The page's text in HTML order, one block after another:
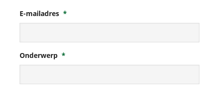
E-mailadres *
Onderwerp *